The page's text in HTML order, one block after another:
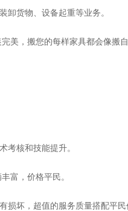
卸货物、设备起重等业务。
美，搬您的每样家具都会像搬
考核和技能提升。
富，价格平民。
损坏，超值的服务质量搭配平民